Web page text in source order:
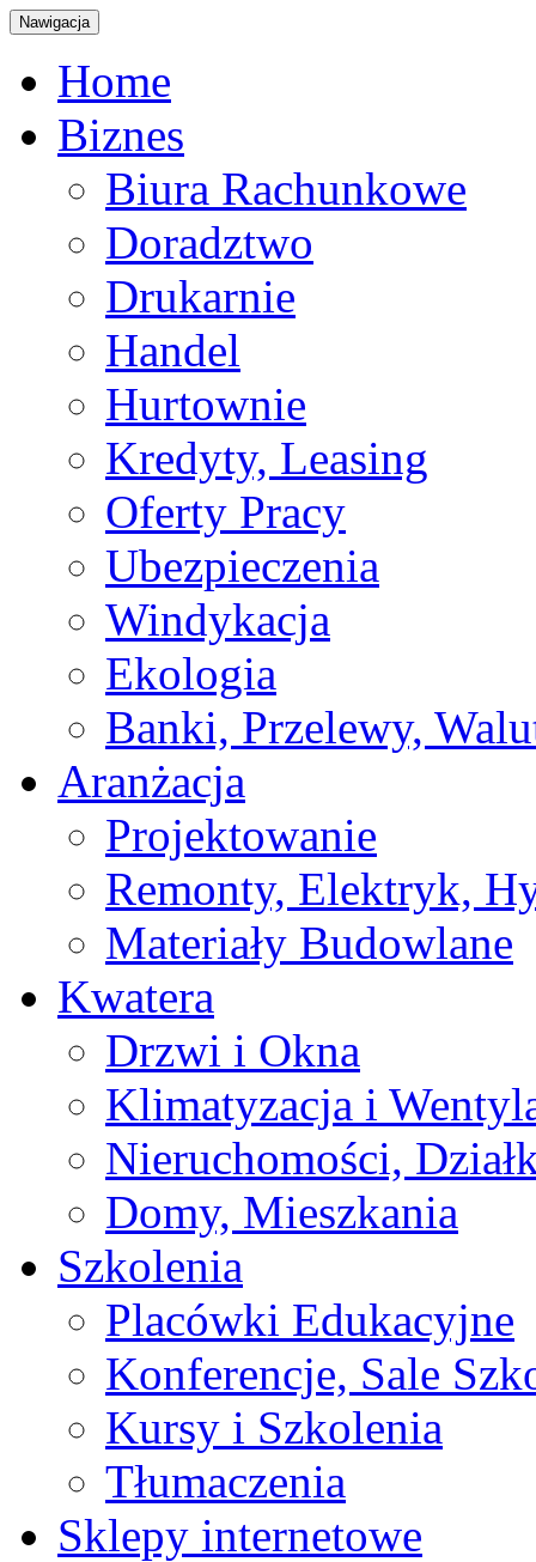
Nawigacja
Home
Biznes
Biura Rachunkowe
Doradztwo
Drukarnie
Handel
Hurtownie
Kredyty, Leasing
Oferty Pracy
Ubezpieczenia
Windykacja
Ekologia
Banki, Przelewy,
Aranżacja
Projektowanie
Remonty, Elektryk,
Materiały Budowlane
Kwatera
Drzwi i Okna
Klimatyzacja i
Nieruchomości,
Domy, Mieszkania
Szkolenia
Placówki Edukacyjne
Konferencje, Sale
Kursy i Szkolenia
Tłumaczenia
Sklepy internetowe